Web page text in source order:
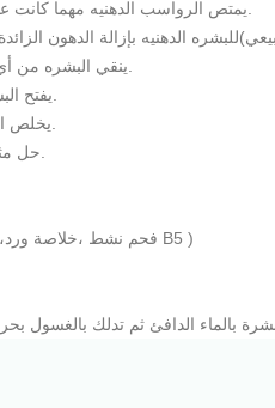
( فحم نشط ،خلاصة ورد،زيت شجرة الشاي،زيت جوز هند, فيتامين B5 )